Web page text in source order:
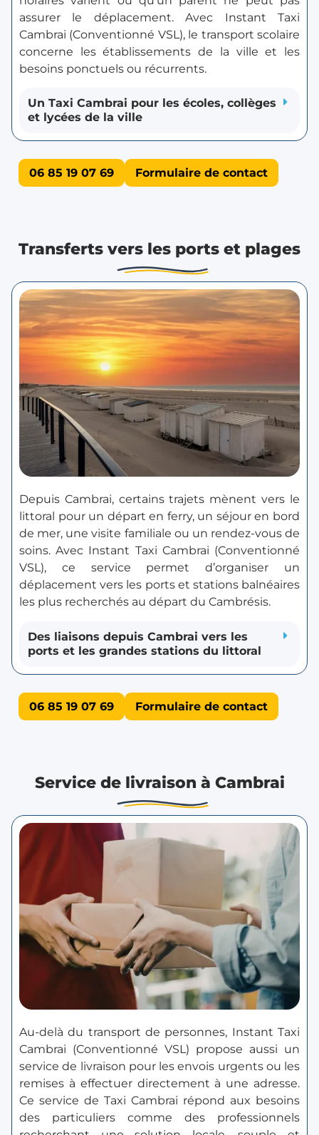
assurer le déplacement. Avec Instant Taxi
Cambrai (Conventionné VSL), le transport scolaire
concerne les établissements de la ville et les
besoins ponctuels ou récurrents.
Un Taxi Cambrai pour les écoles, collèges
et lycées de la ville
06 85 19 07 69 Formulaire de contact
Transferts vers les ports et plages
Depuis Cambrai, certains trajets mènent vers le
littoral pour un départ en ferry, un séjour en bord
de mer, une visite familiale ou un rendez-vous de
soins. Avec Instant Taxi Cambrai (Conventionné
VSL), ce service permet d’organiser un
déplacement vers les ports et stations balnéaires
les plus recherchés au départ du Cambrésis.
Des liaisons depuis Cambrai vers les
ports et les grandes stations du littoral
06 85 19 07 69 Formulaire de contact
Service de livraison à Cambrai
Au-delà du transport de personnes, Instant Taxi
Cambrai (Conventionné VSL) propose aussi un
service de livraison pour les envois urgents ou les
remises à effectuer directement à une adresse.
Ce service de Taxi Cambrai répond aux besoins
des particuliers comme des professionnels